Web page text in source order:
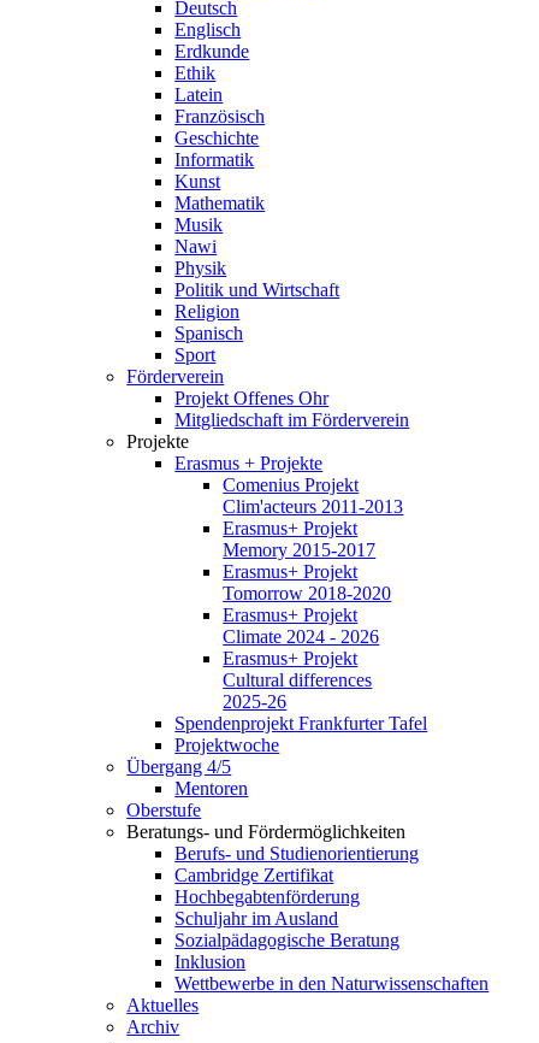
Deutsch
Englisch
Erdkunde
Ethik
Latein
Französisch
Geschichte
Informatik
Kunst
Mathematik
Musik
Nawi
Physik
Politik und Wirtschaft
Religion
Spanisch
Sport
Förderverein
Projekt Offenes Ohr
Mitgliedschaft im Förderverein
Projekte
Erasmus + Projekte
Comenius Projekt
Clim'acteurs 2011-2013
Erasmus+ Projekt
Memory 2015-2017
Erasmus+ Projekt
Tomorrow 2018-2020
Erasmus+ Projekt
Climate 2024 - 2026
Erasmus+ Projekt
Cultural differences
2025-26
Spendenprojekt Frankfurter Tafel
Projektwoche
Übergang 4/5
Mentoren
Oberstufe
Beratungs- und Fördermöglichkeiten
Berufs- und Studienorientierung
Cambridge Zertifikat
Hochbegabtenförderung
Schuljahr im Ausland
Sozialpädagogische Beratung
Inklusion
Wettbewerbe in den Naturwissenschaften
Aktuelles
Archiv